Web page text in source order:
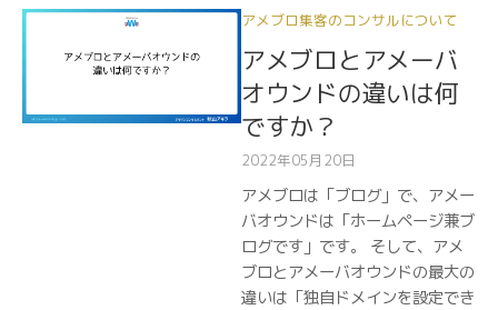
アメブロ集客のコンサルについて
アメブロとアメーバ
オウンドの違いは何
ですか？
2022年05月20日
アメブロは「ブログ」で、アメー
バオウンドは「ホームページ兼ブ
ログです」です。 そして、アメ
ブロとアメーバオウンドの最大の
違いは「独自ドメインを設定でき